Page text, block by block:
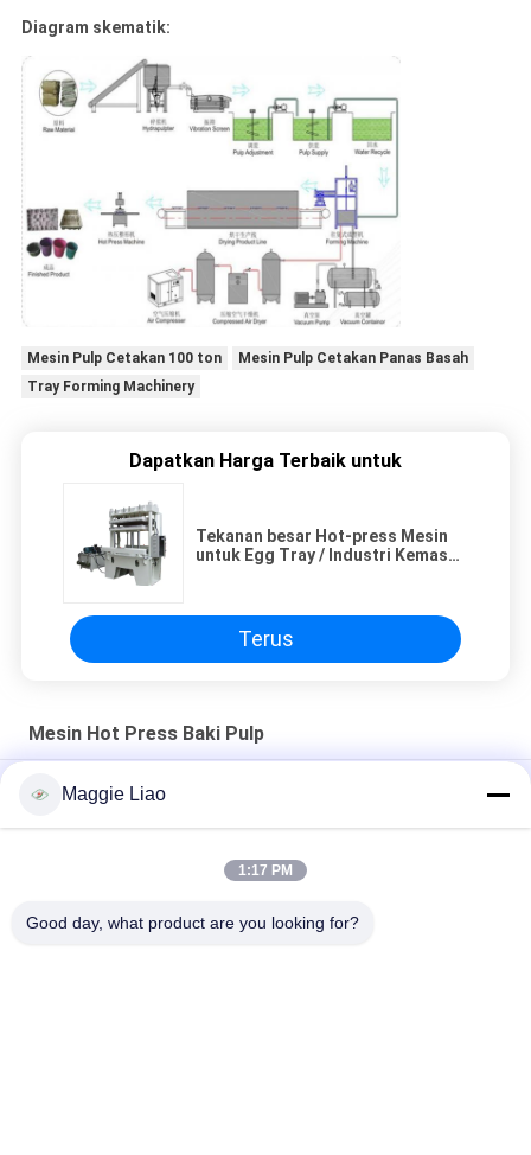
Diagram skematik:
Mesin Pulp Cetakan 100 ton
Mesin Pulp Cetakan Panas Basah
Tray Forming Machinery
Dapatkan Harga Terbaik untuk
Tekanan besar Hot-press Mesin
untuk Egg Tray / Industri Kemasan
Terus
Mesin Hot Press Baki Pulp
15 Ton Kotak Telur / cangkir - Mesin cetak pulp kertas
pemegang
Maggie Liao
1:17 PM
Good day, what product are you looking for?